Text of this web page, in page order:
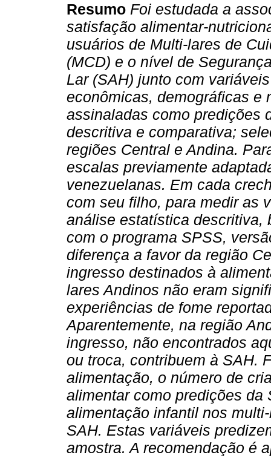
Resumo Foi estudada a
satisfação alimentar-
usuários de Multi-lares de
(MCD) e o nível de
Lar (SAH) junto com
econômicas, demográficas e
assinaladas como predições
descritiva e comparativa;
regiões Central e Andina.
escalas previamente
venezuelanas. Em cada
com seu filho, para medir as
análise estatística descritiva,
com o programa SPSS,
diferença a favor da região
ingresso destinados à
lares Andinos não eram
experiências de fome
Aparentemente, na região
ingresso, não encontrados
ou troca, contribuem à SAH.
alimentação, o número de
alimentar como predições da
alimentação infantil nos
SAH. Estas variáveis
amostra. A recomendação é